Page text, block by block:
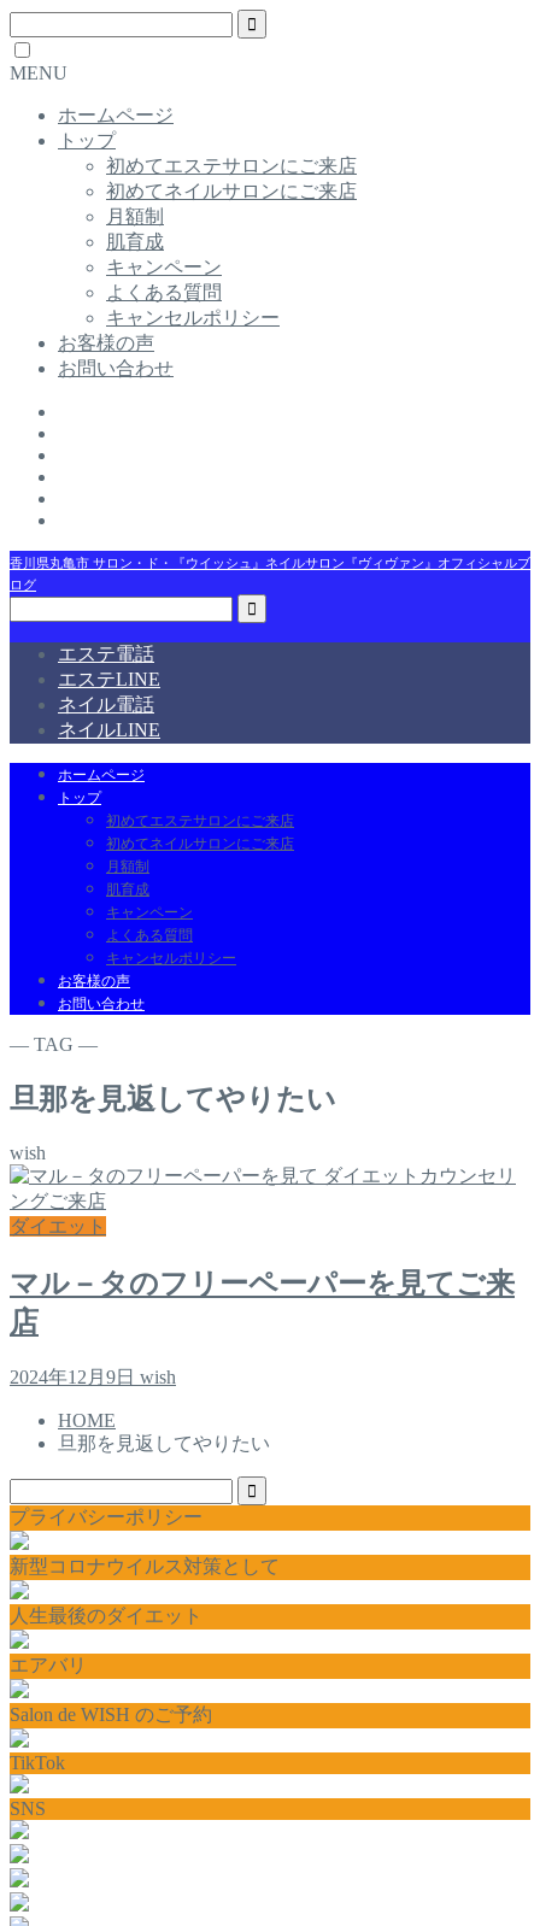
MENU
ホームページ
トップ
初めてエステサロンにご来店
初めてネイルサロンにご来店
月額制
肌育成
キャンペーン
よくある質問
キャンセルポリシー
お客様の声
お問い合わせ
香川県丸亀市 サロン・ド・『ウイッシュ』ネイルサロン『ヴィヴァン』オフィシャルブ
ログ
エステ電話
エステLINE
ネイル電話
ネイルLINE
ホームページ
トップ
初めてエステサロンにご来店
初めてネイルサロンにご来店
月額制
肌育成
キャンペーン
よくある質問
キャンセルポリシー
お客様の声
お問い合わせ
― TAG ―
旦那を見返してやりたい
wish
ダイエット
マル－タのフリーペーパーを見てご来
店
2024年12月9日 wish
HOME
旦那を見返してやりたい
プライバシーポリシー
新型コロナウイルス対策として
人生最後のダイエット
エアバリ
Salon de WISH のご予約
TikTok
SNS